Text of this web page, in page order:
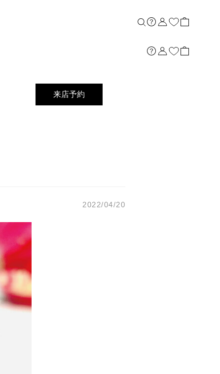
来店予約
2022/04/20